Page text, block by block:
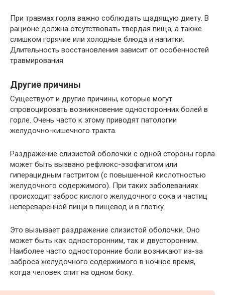
При травмах горла важно соблюдать щадящую диету. В
рационе должна отсутствовать твердая пища, а также
слишком горячие или холодные блюда и напитки.
Длительность восстановления зависит от особенностей
травмирования.
Другие причины
Существуют и другие причины, которые могут
спровоцировать возникновение односторонних болей в
горле. Очень часто к этому приводят патологии
желудочно-кишечного тракта.
Раздражение слизистой оболочки с одной стороны горла
может быть вызвано рефлюкс-эзофагитом или
гиперацидным гастритом (с повышенной кислотностью
желудочного содержимого). При таких заболеваниях
происходит заброс кислого желудочного сока и частиц
непереваренной пищи в пищевод и в глотку.
Это вызывает раздражение слизистой оболочки. Оно
может быть как односторонним, так и двусторонним.
Наиболее часто односторонние боли возникают из-за
заброса желудочного содержимого в ночное время,
когда человек спит на одном боку.